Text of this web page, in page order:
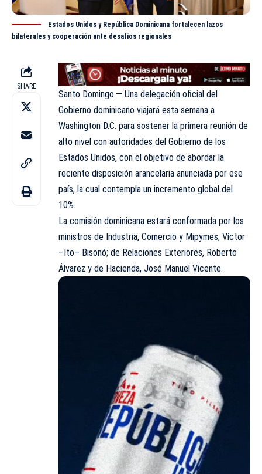
Estados Unidos y República Dominicana fortalecen lazos
bilaterales y cooperación ante desafíos regionales
SHARE
Santo Domingo.— Una delegación oficial del
Gobierno dominicano viajará esta semana a
Washington D.C. para sostener la primera reunión de
alto nivel con autoridades del Gobierno de los
Estados Unidos, con el objetivo de abordar la
reciente disposición arancelaria anunciada por ese
país, la cual contempla un incremento global del
10%.
La comisión dominicana estará conformada por los
ministros de Industria, Comercio y Mipymes, Víctor
–Ito– Bisonó; de Relaciones Exteriores, Roberto
Álvarez y de Hacienda, José Manuel Vicente.